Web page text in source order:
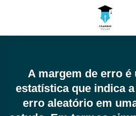
A margem de erro é
estatística que indica
erro aleatório em